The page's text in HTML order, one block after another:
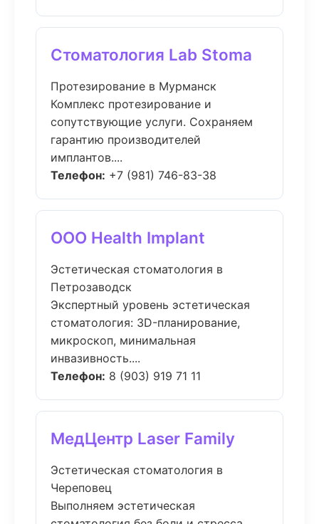
Стоматология Lab Stoma
Протезирование в Мурманск
Комплекс протезирование и
сопутствующие услуги. Сохраняем
гарантию производителей
имплантов....
Телефон: +7 (981) 746-83-38
ООО Health Implant
Эстетическая стоматология в
Петрозаводск
Экспертный уровень эстетическая
стоматология: 3D-планирование,
микроскоп, минимальная
инвазивность....
Телефон: 8 (903) 919 71 11
МедЦентр Laser Family
Эстетическая стоматология в
Череповец
Выполняем эстетическая